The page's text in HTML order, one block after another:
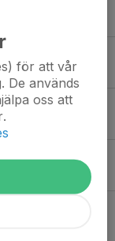
för att vår
De används
oss att